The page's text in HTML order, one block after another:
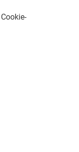
Cookie-